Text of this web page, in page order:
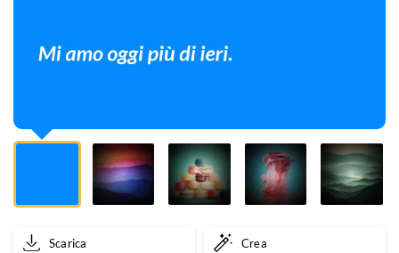
Scarica Crea